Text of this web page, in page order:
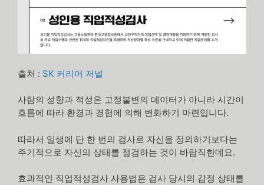
출처 : SK 커리어 저널
사람의 성향과 적성은 고정불변의 데이터가 아니라 시간이
흐름에 따라 환경과 경험에 의해 변화하기 마련입니다.
따라서 일생에 단 한 번의 검사로 자신을 정의하기보다는
주기적으로 자신의 상태를 점검하는 것이 바람직한데요.
효과적인 직업적성검사 사용법은 검사 당시의 감정 상태를